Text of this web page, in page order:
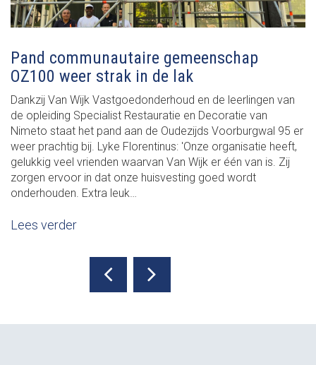
Pand communautaire gemeenschap
OZ100 weer strak in de lak
Dankzij Van Wijk Vastgoedonderhoud en de leerlingen van
de opleiding Specialist Restauratie en Decoratie van
Nimeto staat het pand aan de Oudezijds Voorburgwal 95 er
weer prachtig bij. Lyke Florentinus: 'Onze organisatie heeft,
gelukkig veel vrienden waarvan Van Wijk er één van is. Zij
zorgen ervoor in dat onze huisvesting goed wordt
onderhouden. Extra leuk…
Lees verder